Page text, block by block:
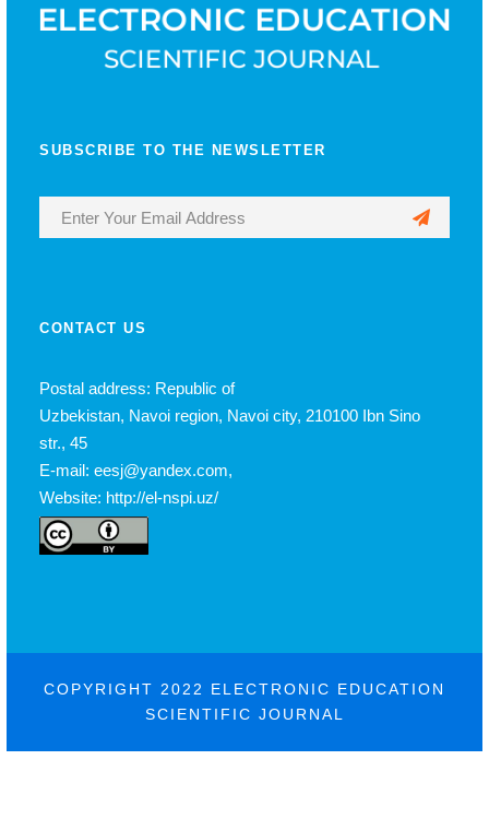
SUBSCRIBE TO THE NEWSLETTER
CONTACT US
Postal address: Republic of
Uzbekistan, Navoi region, Navoi city, 210100 Ibn Sino
str., 45
E-mail: eesj@yandex.com,
Website: http://el-nspi.uz/
COPYRIGHT 2022 ELECTRONIC EDUCATION
SCIENTIFIC JOURNAL